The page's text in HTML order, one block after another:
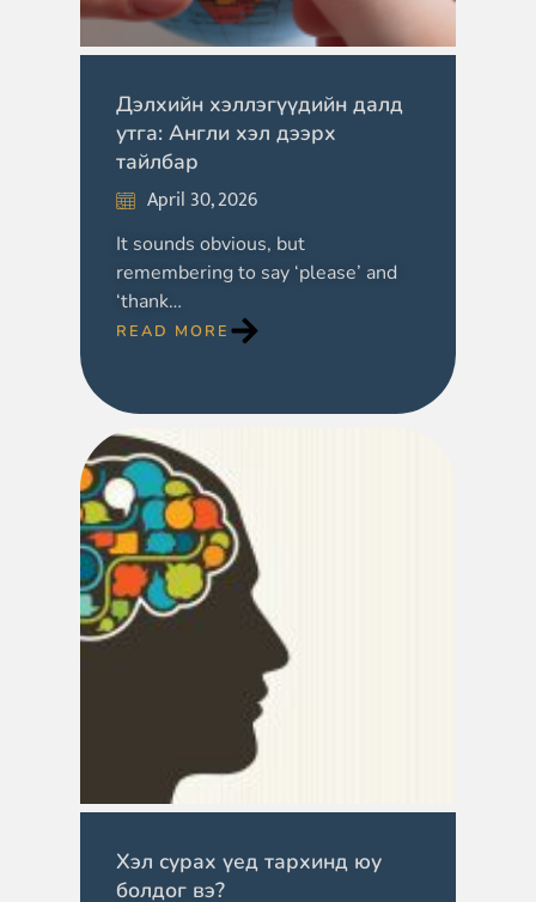
Дэлхийн хэллэгүүдийн далд
утга: Англи хэл дээрх
тайлбар
April 30, 2026
It sounds obvious, but
remembering to say ‘please’ and
‘thank…
READ MORE
Хэл сурах үед тархинд юу
болдог вэ?